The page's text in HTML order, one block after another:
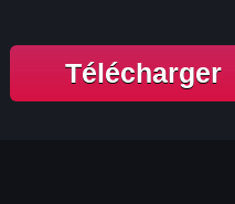
Télécharger